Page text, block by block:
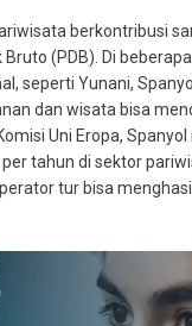
berkontribusi
(PDB). Di
seperti Yunani,
dan wisata bisa
Uni Eropa,
tahun di sektor
tur bisa